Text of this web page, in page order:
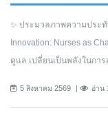
✨ ประมวลภาพความประทั
Innovation: Nurses as
ดูแล เปลี่ยนเป็นพลังในกา
5 สิงหาคม 2569 อ่าน